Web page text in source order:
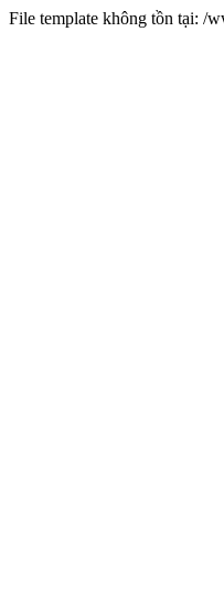
File template không tồn tại: /